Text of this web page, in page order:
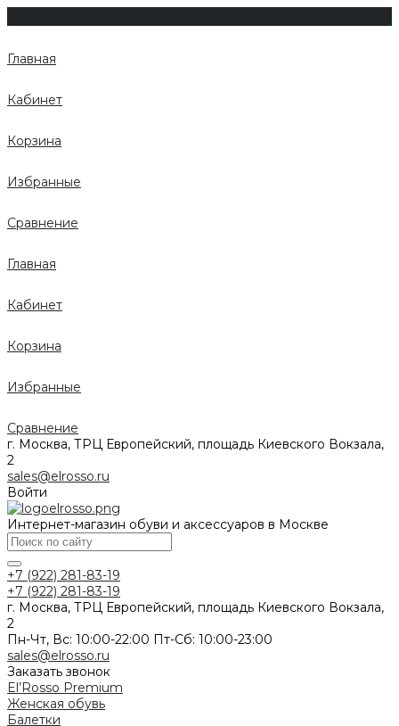
Главная
Кабинет
Корзина
Избранные
Сравнение
Главная
Кабинет
Корзина
Избранные
Сравнение
г. Москва, ТРЦ Европейский, площадь Киевского Вокзала,
2
sales@elrosso.ru
Войти
Интернет-магазин обуви и аксессуаров в Москве
+7 (922) 281-83-19
+7 (922) 281-83-19
г. Москва, ТРЦ Европейский, площадь Киевского Вокзала,
2
Пн-Чт, Вс: 10:00-22:00 Пт-Сб: 10:00-23:00
sales@elrosso.ru
Заказать звонок
El’Rosso Premium
Женская обувь
Балетки